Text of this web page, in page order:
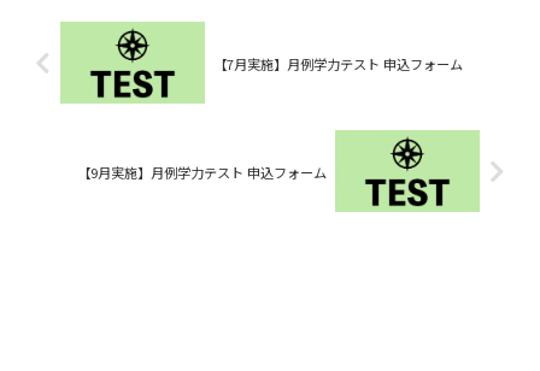
【7月実施】月例学力テスト 申込フォーム
【9月実施】月例学力テスト 申込フォーム